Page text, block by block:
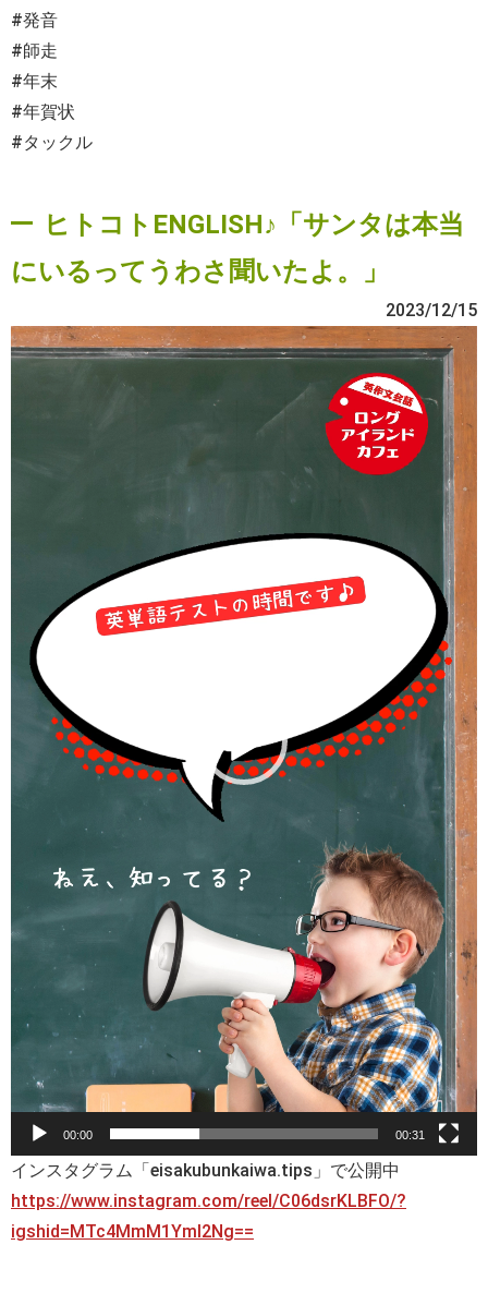
#発音
#師走
#年末
#年賀状
#タックル
ヒトコトENGLISH♪「サンタは本当
にいるってうわさ聞いたよ。」
2023/12/15
動
00:00 00:31
インスタグラム「eisakubunkaiwa.tips」で公開中
https://www.instagram.com/reel/C06dsrKLBFO/?
igshid=MTc4MmM1YmI2Ng==